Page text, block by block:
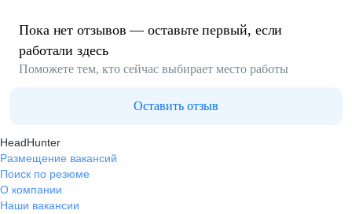
Пока нет отзывов — оставьте первый, если
работали здесь
Поможете тем, кто сейчас выбирает место работы
Оставить отзыв
HeadHunter
Размещение вакансий
Поиск по резюме
О компании
Наши вакансии